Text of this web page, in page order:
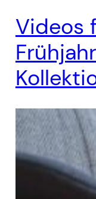
Videos